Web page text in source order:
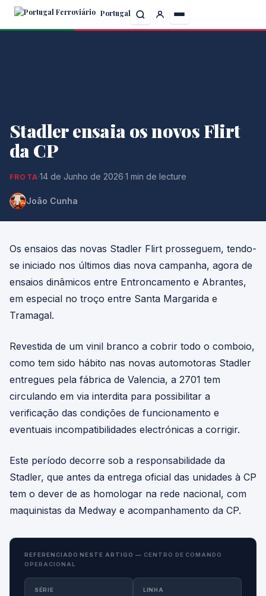
Skip
Portugal
Stadler ensaia os novos Flirt
da CP
FROTA·14 de Junho de 2026·1 min de lecture
João Cunha
Os ensaios das novas Stadler Flirt prosseguem, tendo-
se iniciado nos últimos dias nova campanha, agora de
ensaios dinâmicos entre Entroncamento e Abrantes,
em especial no troço entre Santa Margarida e
Tramagal.
Revestida de um vinil branco a cobrir todo o comboio,
como tem sido hábito nas novas automotoras Stadler
entregues pela fábrica de Valencia, a 2701 tem
circulando em via interdita para possibilitar a
verificação das condições de funcionamento e
eventuais incompatibilidades electrónicas a corrigir.
Este período decorre sob a responsabilidade da
Stadler, que antes da entrega oficial das unidades à CP
tem o dever de as homologar na rede nacional, com
maquinistas da Medway e acompanhamento da CP.
REFERENCIADO NESTE ARTIGO — CENTRO DE COMANDO
OPERACIONAL
SÉRIE LINHA